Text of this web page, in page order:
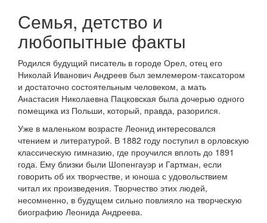
Семья, детство и
любопытные факты
Родился будущий писатель в городе Орел, отец его
Николай Иванович Андреев был землемером-таксатором
и достаточно состоятельным человеком, а мать
Анастасия Николаевна Пацковская была дочерью одного
помещика из Польши, который, правда, разорился.
Уже в маленьком возрасте Леонид интересовался
чтением и литературой. В 1882 году поступил в орловскую
классическую гимназию, где проучился вплоть до 1891
года. Ему близки были Шопенгауэр и Гартман, если
говорить об их творчестве, и юноша с удовольствием
читал их произведения. Творчество этих людей,
несомненно, в будущем сильно повлияло на творческую
биографию Леонида Андреева.